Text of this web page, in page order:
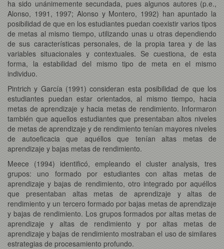
ha sido unánimemente secundada, pues algunos autores (p.e.,
Alonso, 1991, 1997; Alonso y Montero, 1992) han apuntado la
posibilidad de que en los estudiantes puedan coexistir varios tipos
de metas al mismo tiempo, utilizando unas u otras dependiendo
de sus características personales, de la propia tarea y de las
variables situacionales y contextuales. Se cuestiona, de esta
forma, la estabilidad del mismo tipo de meta en el mismo
individuo.
Pintrich y García (1991) consideran esta posibilidad de que los
estudiantes puedan estar orientados, al mismo tiempo, hacia
metas de aprendizaje y hacia metas de rendimiento. Informaron
también que aquellos estudiantes que presentaban altos niveles
de metas de aprendizaje y de rendimiento tenían mayores niveles
de autoeficacia que aquéllos que tenían altas metas de
aprendizaje y bajas metas de rendimiento.
Meece (1994) identificó, empleando el cluster analysis, tres
grupos: uno formado por estudiantes con altas metas de
aprendizaje y bajas de rendimiento, otro integrado por aquéllos
que presentaban altas metas de aprendizaje y altas de
rendimiento y un tercero formado por bajas metas de aprendizaje
y bajas de rendimiento. Los grupos formados por altas metas de
aprendizaje y altas de rendimiento y por altas metas de
aprendizaje y bajas de rendimiento mostraban el uso de similares
estrategias de procesamiento profundo.